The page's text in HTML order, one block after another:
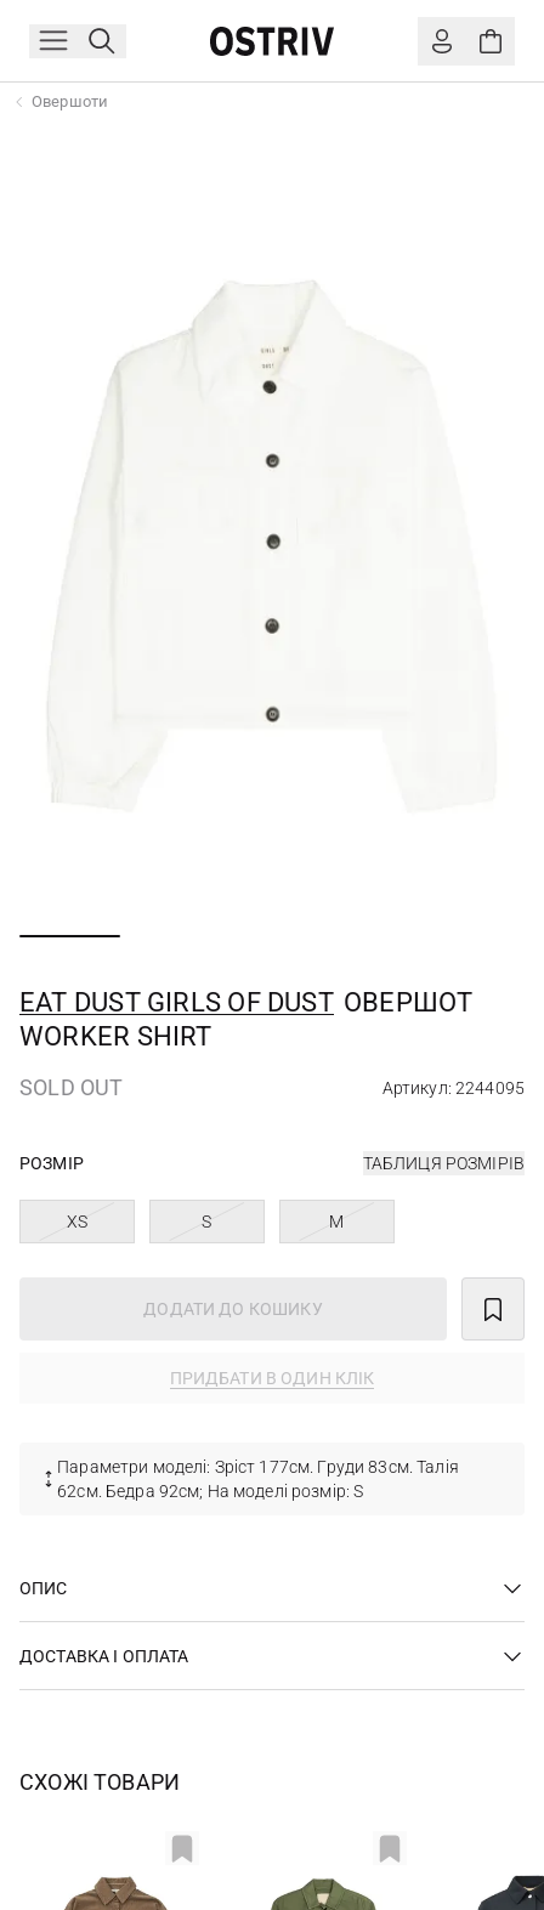
Овершоти
EAT DUST GIRLS OF DUST ОВЕРШОТ
WORKER SHIRT
SOLD OUT Артикул: 2244095
РОЗМІР ТАБЛИЦЯ РОЗМІРІВ
XS S M
ДОДАТИ ДО КОШИКУ
ПРИДБАТИ В ОДИН КЛІК
Параметри моделі: Зріст 177см. Груди 83см. Талія
62см. Бедра 92см; На моделі розмір: S
ОПИС
ДОСТАВКА І ОПЛАТА
СХОЖІ ТОВАРИ